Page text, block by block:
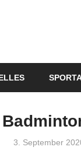
3. September